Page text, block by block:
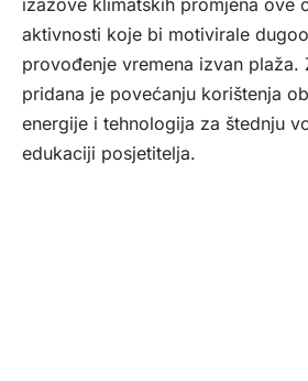
izazove klimatskih promjena ove
aktivnosti koje bi motivirale
provođenje vremena izvan plaža.
pridana je povećanju korištenja
energije i tehnologija za štednju
edukaciji posjetitelja.